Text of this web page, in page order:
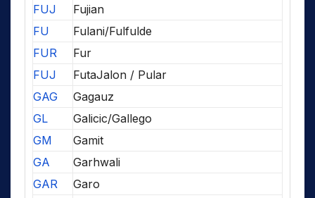
FUJ
Fujian
FU
Fulani/Fulfulde
FUR
Fur
FUJ
FutaJalon / Pular
GAG
Gagauz
GL
Galicic/Gallego
GM
Gamit
GA
Garhwali
GAR
Garo